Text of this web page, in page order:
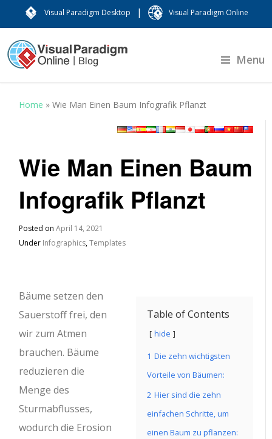
Visual Paradigm Desktop | Visual Paradigm Online
Menu
Home »Wie Man Einen Baum Infografik Pflanzt
Wie Man Einen Baum
Infografik Pflanzt
Posted onApril 14, 2021
Under Infographics,Templates
Table of Contents
hide
1 Die zehn wichtigsten
Vorteile von Bäumen:
2 Hier sind die zehn
einfachen Schritte, um
einen Baum zu pflanzen:
Bäume setzen den
Sauerstoff frei, den
wir zum Atmen
brauchen. Bäume
reduzieren die
Menge des
Sturmabflusses,
wodurch die Erosion